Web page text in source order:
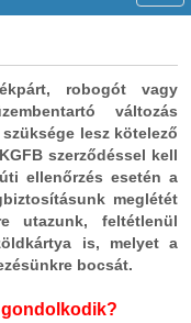
robogót vagy
változás
lesz kötelező
szerződéssel kell
ellenőrzés esetén a
meglétét
utazunk, feltétlenül
is, melyet a
bocsát.